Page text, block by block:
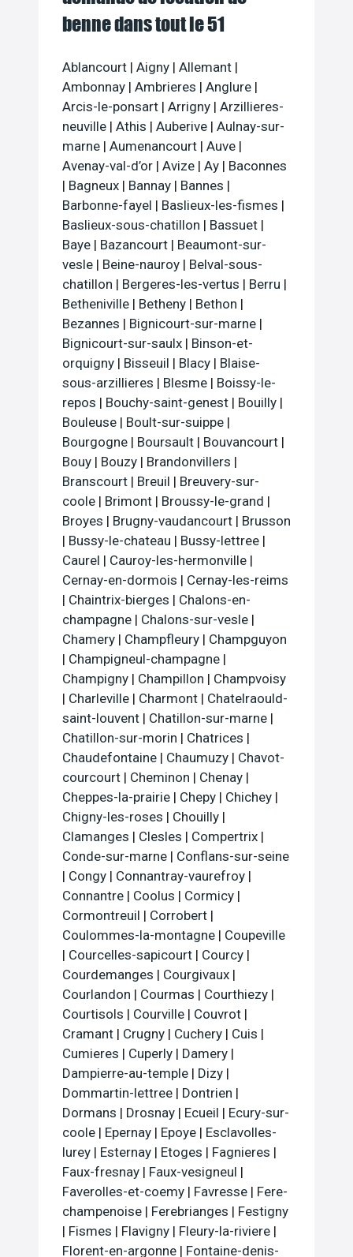
benne dans tout le 51
Ablancourt | Aigny | Allemant |
Ambonnay | Ambrieres | Anglure |
Arcis-le-ponsart | Arrigny | Arzillieres-
neuville | Athis | Auberive | Aulnay-sur-
marne | Aumenancourt | Auve |
Avenay-val-d’or | Avize | Ay | Baconnes
| Bagneux | Bannay | Bannes |
Barbonne-fayel | Baslieux-les-fismes |
Baslieux-sous-chatillon | Bassuet |
Baye | Bazancourt | Beaumont-sur-
vesle | Beine-nauroy | Belval-sous-
chatillon | Bergeres-les-vertus | Berru |
Betheniville | Betheny | Bethon |
Bezannes | Bignicourt-sur-marne |
Bignicourt-sur-saulx | Binson-et-
orquigny | Bisseuil | Blacy | Blaise-
sous-arzillieres | Blesme | Boissy-le-
repos | Bouchy-saint-genest | Bouilly |
Bouleuse | Boult-sur-suippe |
Bourgogne | Boursault | Bouvancourt |
Bouy | Bouzy | Brandonvillers |
Branscourt | Breuil | Breuvery-sur-
coole | Brimont | Broussy-le-grand |
Broyes | Brugny-vaudancourt | Brusson
| Bussy-le-chateau | Bussy-lettree |
Caurel | Cauroy-les-hermonville |
Cernay-en-dormois | Cernay-les-reims
| Chaintrix-bierges | Chalons-en-
champagne | Chalons-sur-vesle |
Chamery | Champfleury | Champguyon
| Champigneul-champagne |
Champigny | Champillon | Champvoisy
| Charleville | Charmont | Chatelraould-
saint-louvent | Chatillon-sur-marne |
Chatillon-sur-morin | Chatrices |
Chaudefontaine | Chaumuzy | Chavot-
courcourt | Cheminon | Chenay |
Cheppes-la-prairie | Chepy | Chichey |
Chigny-les-roses | Chouilly |
Clamanges | Clesles | Compertrix |
Conde-sur-marne | Conflans-sur-seine
| Congy | Connantray-vaurefroy |
Connantre | Coolus | Cormicy |
Cormontreuil | Corrobert |
Coulommes-la-montagne | Coupeville
| Courcelles-sapicourt | Courcy |
Courdemanges | Courgivaux |
Courlandon | Courmas | Courthiezy |
Courtisols | Courville | Couvrot |
Cramant | Crugny | Cuchery | Cuis |
Cumieres | Cuperly | Damery |
Dampierre-au-temple | Dizy |
Dommartin-lettree | Dontrien |
Dormans | Drosnay | Ecueil | Ecury-sur-
coole | Epernay | Epoye | Esclavolles-
lurey | Esternay | Etoges | Fagnieres |
Faux-fresnay | Faux-vesigneul |
Faverolles-et-coemy | Favresse | Fere-
champenoise | Ferebrianges | Festigny
| Fismes | Flavigny | Fleury-la-riviere |
Florent-en-argonne | Fontaine-denis-